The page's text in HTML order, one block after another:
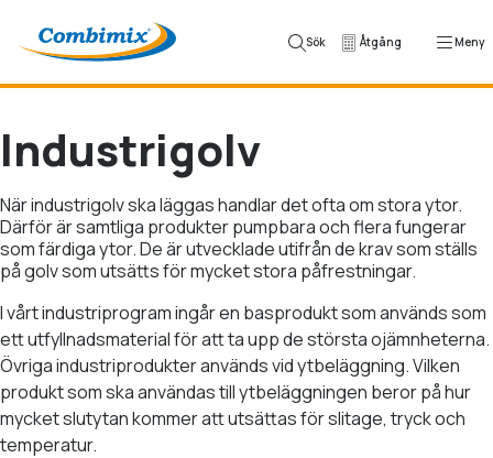
Sök Åtgång Meny
Industrigolv
När industrigolv ska läggas handlar det ofta om stora ytor.
Därför är samtliga produkter pumpbara och flera fungerar
som färdiga ytor. De är utvecklade utifrån de krav som ställs
på golv som utsätts för mycket stora påfrestningar.
I vårt industriprogram ingår en basprodukt som används som
ett utfyllnadsmaterial för att ta upp de största ojämnheterna.
Övriga industriprodukter används vid ytbeläggning. Vilken
produkt som ska användas till ytbeläggningen beror på hur
mycket slutytan kommer att utsättas för slitage, tryck och
temperatur.